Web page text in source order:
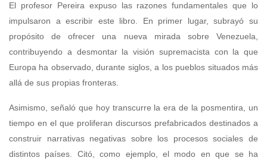
El profesor Pereira expuso las razones fundamentales que lo
impulsaron a escribir este libro. En primer lugar, subrayó su
propósito de ofrecer una nueva mirada sobre Venezuela,
contribuyendo a desmontar la visión supremacista con la que
Europa ha observado, durante siglos, a los pueblos situados más
allá de sus propias fronteras.
Asimismo, señaló que hoy transcurre la era de la posmentira, un
tiempo en el que proliferan discursos prefabricados destinados a
construir narrativas negativas sobre los procesos sociales de
distintos países. Citó, como ejemplo, el modo en que se ha